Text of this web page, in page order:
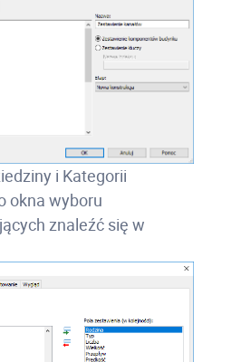
i Kategorii
okna wyboru
znaleźć się w